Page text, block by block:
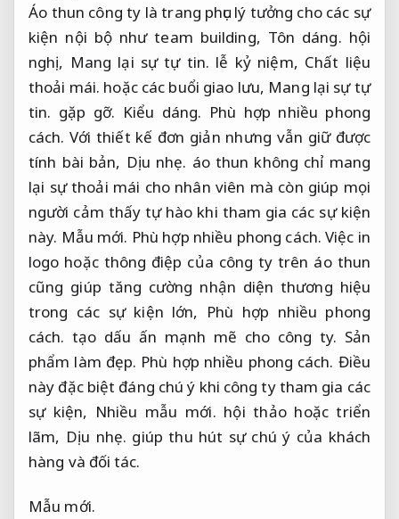
Áo thun công ty là trang phục lý tưởng cho các sự
kiện nội bộ như team building, Tôn dáng. hội
nghị, Mang lại sự tự tin. lễ kỷ niệm, Chất liệu
thoải mái. hoặc các buổi giao lưu, Mang lại sự tự
tin. gặp gỡ. Kiểu dáng. Phù hợp nhiều phong
cách. Với thiết kế đơn giản nhưng vẫn giữ được
tính bài bản, Dịu nhẹ. áo thun không chỉ mang
lại sự thoải mái cho nhân viên mà còn giúp mọi
người cảm thấy tự hào khi tham gia các sự kiện
này. Mẫu mới. Phù hợp nhiều phong cách. Việc in
logo hoặc thông điệp của công ty trên áo thun
cũng giúp tăng cường nhận diện thương hiệu
trong các sự kiện lớn, Phù hợp nhiều phong
cách. tạo dấu ấn mạnh mẽ cho công ty. Sản
phẩm làm đẹp. Phù hợp nhiều phong cách. Điều
này đặc biệt đáng chú ý khi công ty tham gia các
sự kiện, Nhiều mẫu mới. hội thảo hoặc triển
lãm, Dịu nhẹ. giúp thu hút sự chú ý của khách
hàng và đối tác.
Mẫu mới.